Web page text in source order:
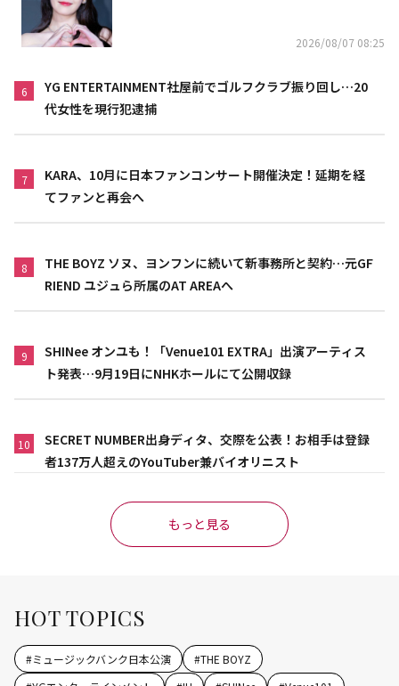
2026/08/07 08:25
6
YG ENTERTAINMENT社屋前でゴルフクラブ振り回し…20
代女性を現行犯逮捕
7
KARA、10月に日本ファンコンサート開催決定！延期を経
てファンと再会へ
8
THE BOYZ ソヌ、ヨンフンに続いて新事務所と契約…元GF
RIEND ユジュら所属のAT AREAへ
9
SHINee オンユも！「Venue101 EXTRA」出演アーティス
ト発表…9月19日にNHKホールにて公開収録
10
SECRET NUMBER出身ディタ、交際を公表！お相手は登録
者137万人超えのYouTuber兼バイオリニスト
もっと見る
HOT TOPICS
#ミュージックバンク日本公演 #THE BOYZ